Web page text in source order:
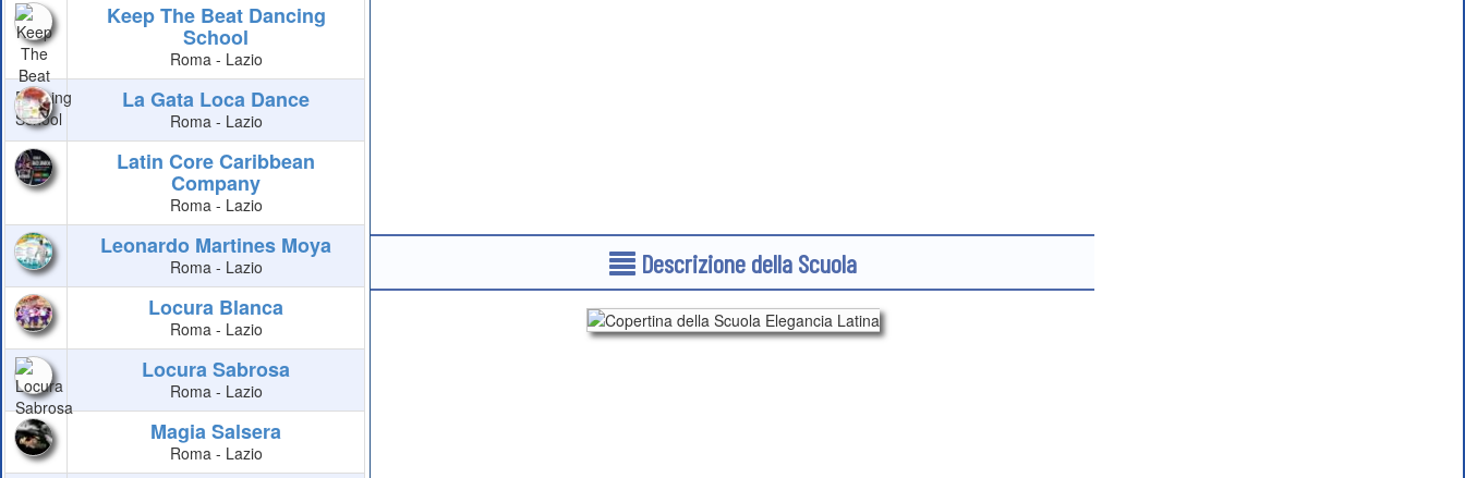
Keep The Beat Dancing
School
Roma - Lazio
La Gata Loca Dance
Roma - Lazio
Latin Core Caribbean
Company
Roma - Lazio
Leonardo Martines Moya
Roma - Lazio
Locura Blanca
Roma - Lazio
Locura Sabrosa
Roma - Lazio
Magia Salsera
Roma - Lazio
Descrizione della Scuola